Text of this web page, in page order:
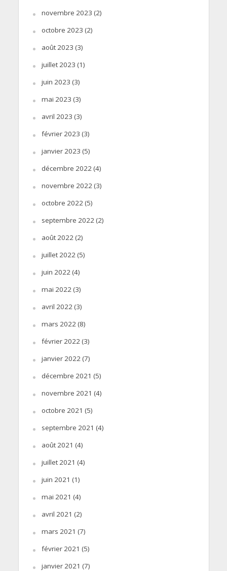
novembre 2023 (2)
octobre 2023 (2)
août 2023 (3)
juillet 2023 (1)
juin 2023 (3)
mai 2023 (3)
avril 2023 (3)
février 2023 (3)
janvier 2023 (5)
décembre 2022(4)
novembre 2022(3)
octobre 2022(5)
septembre 2022(2)
août 2022(2)
juillet 2022(5)
juin 2022(4)
mai 2022(3)
avril 2022(3)
mars 2022(8)
février 2022(3)
janvier 2022(7)
décembre 2021 (5)
novembre 2021 (4)
octobre 2021 (5)
septembre 2021 (4)
août 2021 (4)
juillet 2021 (4)
juin 2021 (1)
mai 2021 (4)
avril 2021 (2)
mars 2021 (7)
février 2021 (5)
janvier 2021 (7)